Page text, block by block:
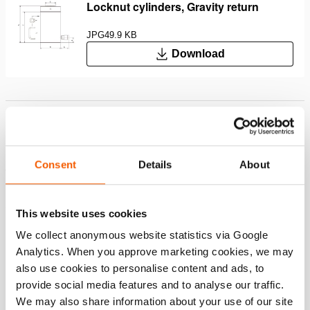
Consent Details About
This website uses cookies
We collect anonymous website statistics via Google
Analytics. When you approve marketing cookies, we may
also use cookies to personalise content and ads, to
provide social media features and to analyse our traffic.
We may also share information about your use of our site
Locknut cylinders, Gravity return
JPG49.9 KB
Download
trabalhar com carga sustentada
Podem ser utilizados em todas as posições
Downloads
Safety Guide – Hydraulic hoses & couplers